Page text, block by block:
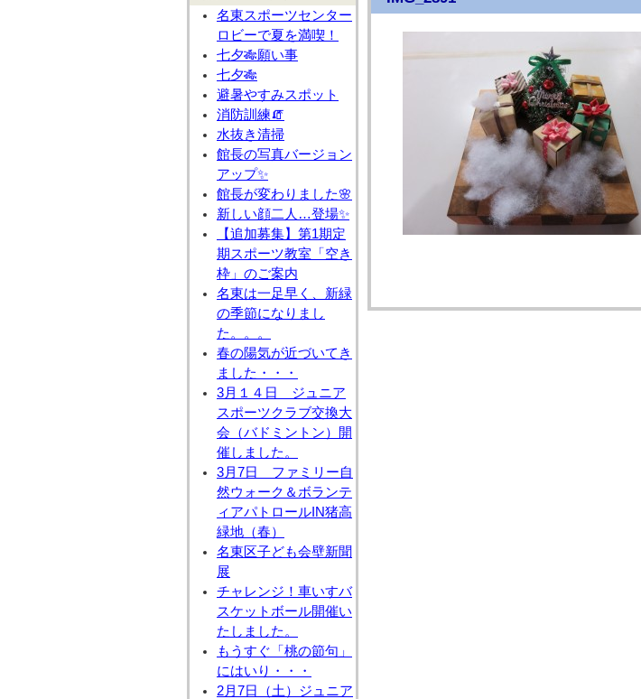
名東スポーツセンター
ロビーで夏を満喫！
七夕🎋願い事
七夕🎋
避暑やすみスポット
消防訓練🧯
水抜き清掃
館長の写真バージョン
アップ✨
館長が変わりました🌸
新しい顔二人…登場✨
【追加募集】第1期定
期スポーツ教室「空き
枠」のご案内
名東は一足早く、新緑
の季節になりまし
た。。。
春の陽気が近づいてき
ました・・・
3月１４日 ジュニア
スポーツクラブ交換大
会（バドミントン）開
催しました。
3月7日 ファミリー自
然ウォーク＆ボランテ
ィアパトロールIN猪高
緑地（春）
名東区子ども会壁新聞
展
チャレンジ！車いすバ
スケットボール開催い
たしました。
もうすぐ「桃の節句」
にはいり・・・
2月7日（土）ジュニア